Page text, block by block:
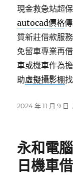
現金救急站超
autocad價格
質新莊借款服
免留車專業再
車或機車作為
助虛擬攝影棚
發
2024 年 11 月 9 日
永和電
日機車